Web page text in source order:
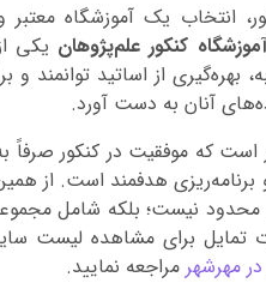
انتخاب یک آموزشگاه معتبر
آموزشگاه کنکور علم‌پژوهان یکی
از اساتید توانمند و
آنان به دست آورد.
است که موفقیت در کنکور
و برنامه‌ریزی هدفمند است. از
محدود نیست؛ بلکه شامل
تمایل برای مشاهده لیست
مهرشهر مراجعه نمایید.